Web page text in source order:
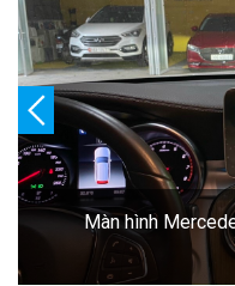
Màn hình